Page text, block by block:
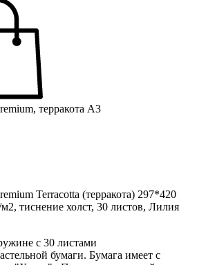
терракота А3
Terracotta (терракота) 297*420
тиснение холст, 30 листов, Лилия
с 30 листами
бумаги. Бумага имеет с